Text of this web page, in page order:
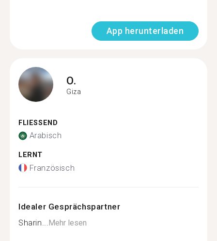
App herunterladen
O.
Giza
FLIESSEND
Arabisch
LERNT
Französisch
Idealer Gesprächspartner
Sharin... Mehr lesen